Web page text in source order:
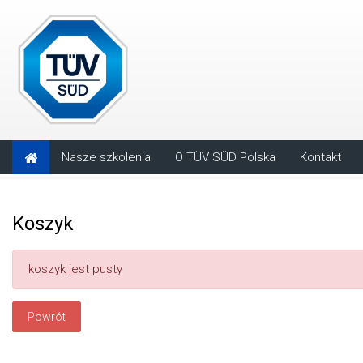
Nasze szkolenia O TÜV SÜD Polska Kontakt
Koszyk
koszyk jest pusty
Powrót